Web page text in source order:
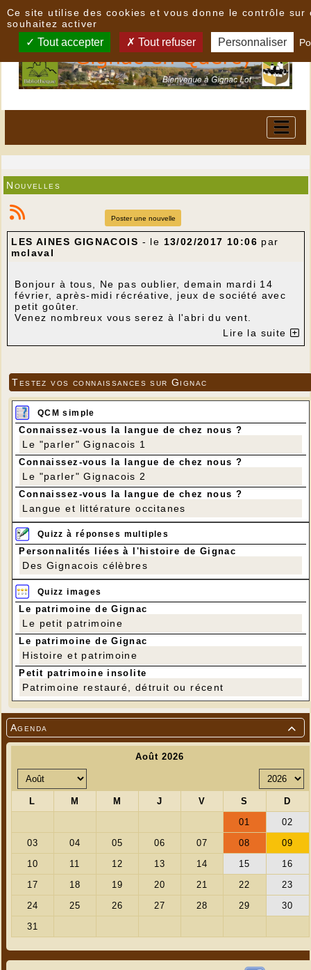

Agenda
Nouvelles
Poster une nouvelle
LES AINES GIGNACOIS - le 13/02/2017 10:06 par
mclaval
Bonjour à tous, Ne pas oublier, demain mardi 14
février, après-midi récréative, jeux de société avec
petit goûter.
Venez nombreux vous serez à l'abri du vent.
Lire la suite
Testez vos connaissances sur Gignac
QCM simple
Connaissez-vous la langue de chez nous ?
Le "parler" Gignacois 1
Connaissez-vous la langue de chez nous ?
Le "parler" Gignacois 2
Connaissez-vous la langue de chez nous ?
Langue et littérature occitanes
Quizz à réponses multiples
Personnalités liées à l'histoire de Gignac
Des Gignacois célèbres
Quizz images
Le patrimoine de Gignac
Le petit patrimoine
Le patrimoine de Gignac
Histoire et patrimoine
Petit patrimoine insolite
Patrimoine restauré, détruit ou récent
Ce site utilise des cookies et vous donne le contrôle sur
souhaitez activer
Tout accepter Tout refuser Personnaliser